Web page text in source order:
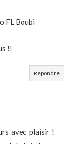
FL Boubi
!!
Répondre
avec plaisir !